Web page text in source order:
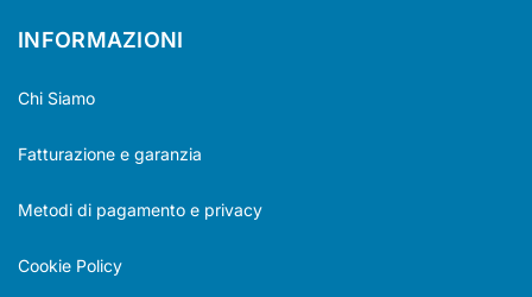
INFORMAZIONI
Chi Siamo
Fatturazione e garanzia
Metodi di pagamento e privacy
Cookie Policy